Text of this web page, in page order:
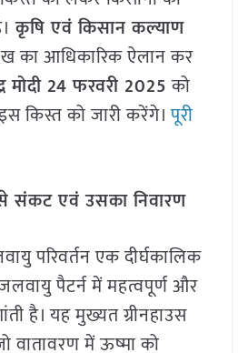
कृषि एवं किसान कल्याण
का आधिकारिक ऐलान कर
मोदी 24 फरवरी 2025को
किस्त को जारी करेंगे।पूरी
संकट एवं उसका निवारण
परिवर्तन एक दीर्घकालिक
जलवायु पैटर्न में महत्वपूर्ण और
है। यह मुख्यत ग्रीनहाउस
वातावरण में ऊष्मा को